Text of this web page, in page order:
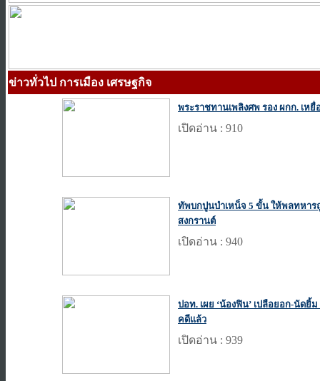
ข่าวทั่วไป การเมือง เศรษฐกิจ
พระราชทานเพลิงศพ รอง ผกก. เหยื่
เปิดอ่าน : 910
ทัพบกปูนบำเหน็จ 5 ขั้น ให้พลทหาร
สงกรานต์
เปิดอ่าน : 940
ปอท. เผย ‘น้องฟิน’ เปลือยอก-นัดยิ้
คดีแล้ว
เปิดอ่าน : 939